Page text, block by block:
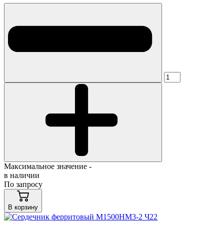
Максимальное значение -
в наличии
По запросу
В корзину